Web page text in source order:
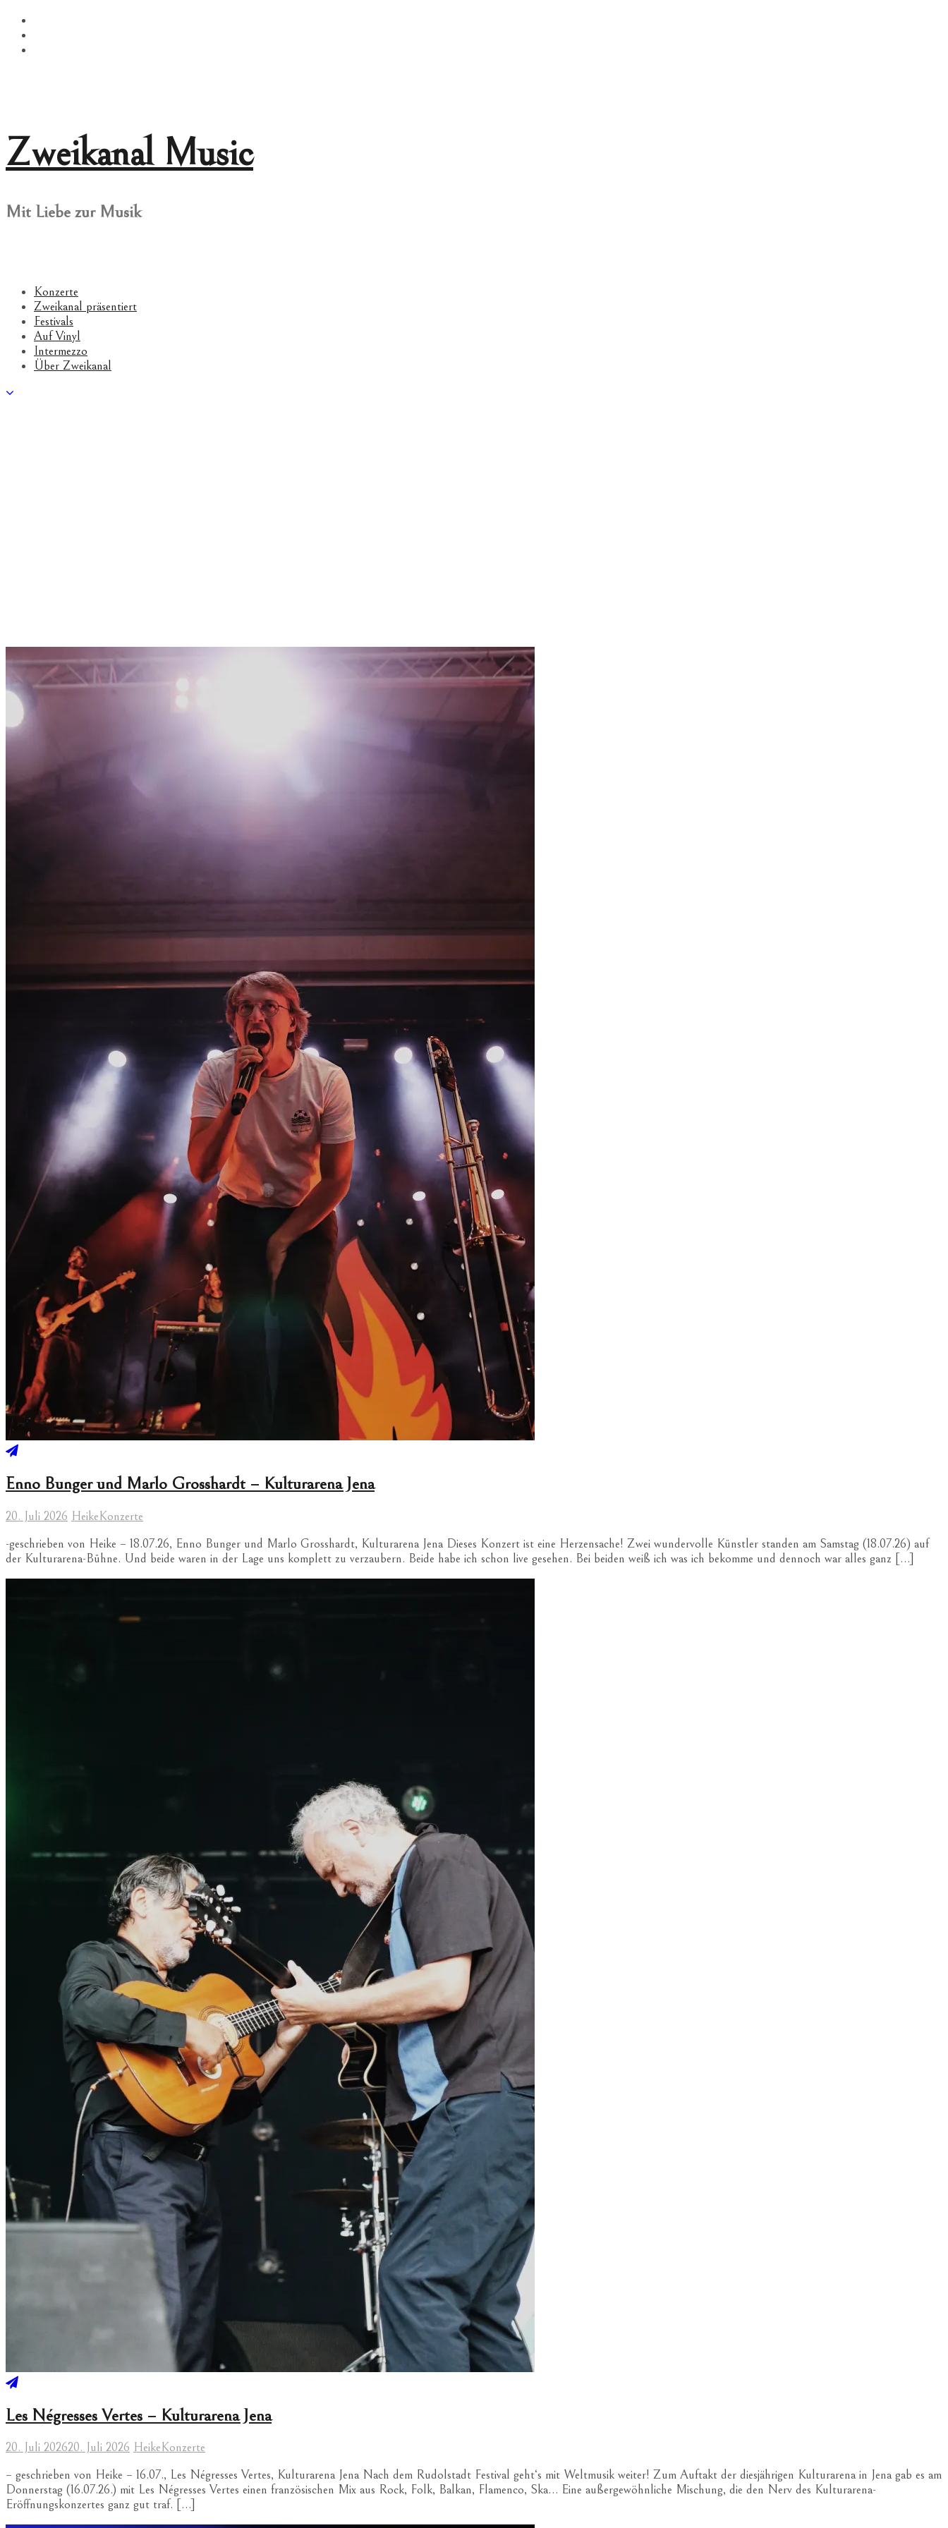
Springe
zum
Inhalt
Zweikanal Music
Mit Liebe zur Musik
Konzerte
Zweikanal präsentiert
Festivals
Auf Vinyl
Intermezzo
Über Zweikanal
Enno Bunger und Marlo Grosshardt – Kulturarena Jena
20. Juli 2026 HeikeKonzerte
-geschrieben von Heike – 18.07.26, Enno Bunger und Marlo Grosshardt, Kulturarena Jena Dieses Konzert ist eine Herzensache! Zwei wundervolle Künstler standen am Samstag (18.07.26) auf
der Kulturarena-Bühne. Und beide waren in der Lage uns komplett zu verzaubern. Beide habe ich schon live gesehen. Bei beiden weiß ich was ich bekomme und dennoch war alles ganz […]
Les Négresses Vertes – Kulturarena Jena
20. Juli 202620. Juli 2026 HeikeKonzerte
– geschrieben von Heike – 16.07., Les Négresses Vertes, Kulturarena Jena Nach dem Rudolstadt Festival geht‘s mit Weltmusik weiter! Zum Auftakt der diesjährigen Kulturarena in Jena gab es am
Donnerstag (16.07.26.) mit Les Négresses Vertes einen französischen Mix aus Rock, Folk, Balkan, Flamenco, Ska… Eine außergewöhnliche Mischung, die den Nerv des Kulturarena-
Eröffnungskonzertes ganz gut traf. […]